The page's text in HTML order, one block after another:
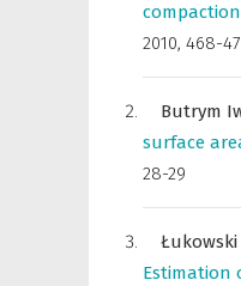
2010, 468-
Butrym
surface
28-29
Estimation